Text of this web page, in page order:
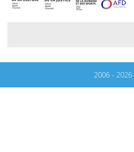
2006 -